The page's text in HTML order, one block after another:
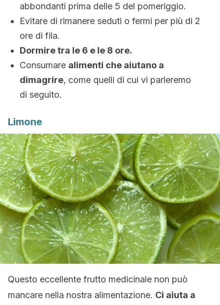
abbondanti prima delle 5 del pomeriggio.
Evitare di rimanere seduti o fermi per più di 2
ore di fila.
Dormire tra le 6 e le 8 ore.
Consumare alimenti che aiutano a
dimagrire, come quelli di cui vi parleremo
di seguito.
Limone
Questo eccellente frutto medicinale non può
mancare nella nostra alimentazione. Ci aiuta a